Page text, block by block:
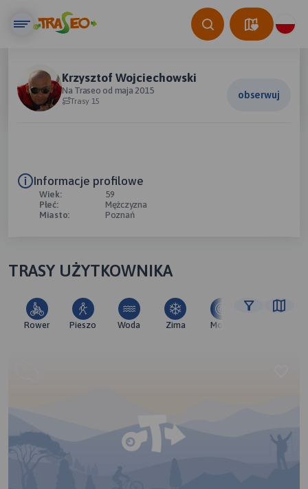
Krzysztof Wojciechowski
Na Traseo od maja 2015
Trasy 15
obserwuj
Informacje profilowe
Wiek:
59
Płeć:
Mężczyzna
Miasto:
Poznań
TRASY UŻYTKOWNIKA
Rower Pieszo Woda Zima Moto